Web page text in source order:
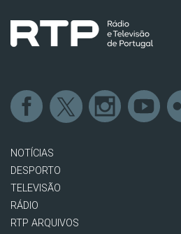
NOTÍCIAS
DESPORTO
TELEVISÃO
RÁDIO
RTP ARQUIVOS